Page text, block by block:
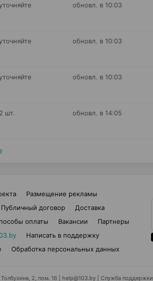
обновл. в 10:03
обновл. в 10:03
обновл. в 10:03
2 шт. обновл. в 14:05
Размещение рекламы
Публичный договор
Доставка
оплаты Вакансии
Партнеры
Написать в поддержку
Обработка персональных данных
2, пом. 16 | help@103.by Служба поддержки